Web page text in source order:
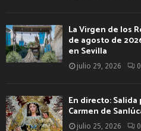
La Virgen de los
de agosto de
en Sevilla
julio 29, 2026 0
En directo:
Carmen de
julio 25, 2026 0